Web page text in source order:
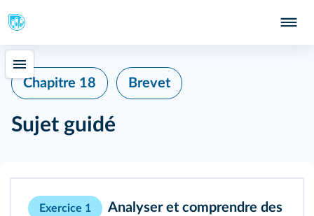
Chapitre 18 Brevet
Sujet guidé
Exercice 1
Analyser et comprendre des